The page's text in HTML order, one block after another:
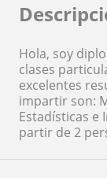
Hola, soy
clases
excelentes
impartir son:
Estadísticas e
partir de 2